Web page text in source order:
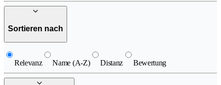
Sortieren nach
Relevanz Name (A-Z) Distanz Bewertung